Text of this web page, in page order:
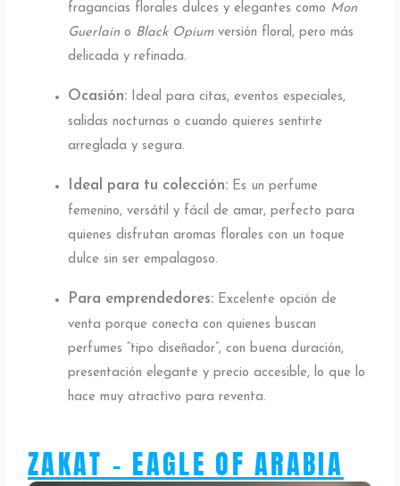
fragancias florales dulces y elegantes como Mon
Guerlaino Black Opiumversión floral, pero más
delicada y refinada.
Ocasión: Ideal para citas, eventos especiales,
salidas nocturnas o cuando quieres sentirte
arreglada y segura.
Ideal para tu colección: Es un perfume
femenino, versátil y fácil de amar, perfecto para
quienes disfrutan aromas florales con un toque
dulce sin ser empalagoso.
Para emprendedores: Excelente opción de
venta porque conecta con quienes buscan
perfumes “tipo diseñador”, con buena duración,
presentación elegante y precio accesible, lo que lo
hace muy atractivo para reventa.
ZAKAT - EAGLE OF ARABIA